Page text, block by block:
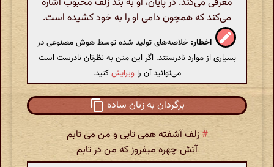
می‌کند که همچون دامی او را به خود کشیده است.
اخطار: خلاصه‌های تولید شده توسط هوش مصنوعی در
بسیاری از موارد نادرستند. اگر این متن به نظرتان نادرست است
می‌توانید آن را ویرایشکنید.
برگردان به زبان ساده
# زلف آشفته همی تابی و من می تابم
آتش چهره میفروز که من در تابم